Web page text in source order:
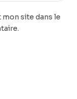
site dans le